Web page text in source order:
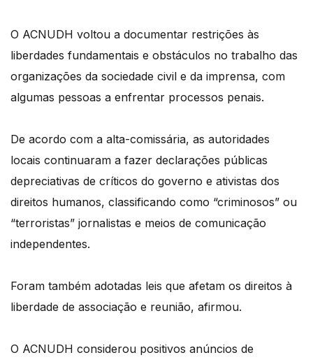
O ACNUDH voltou a documentar restrições às
liberdades fundamentais e obstáculos no trabalho das
organizações da sociedade civil e da imprensa, com
algumas pessoas a enfrentar processos penais.
De acordo com a alta-comissária, as autoridades
locais continuaram a fazer declarações públicas
depreciativas de críticos do governo e ativistas dos
direitos humanos, classificando como “criminosos” ou
“terroristas” jornalistas e meios de comunicação
independentes.
Foram também adotadas leis que afetam os direitos à
liberdade de associação e reunião, afirmou.
O ACNUDH considerou positivos anúncios de